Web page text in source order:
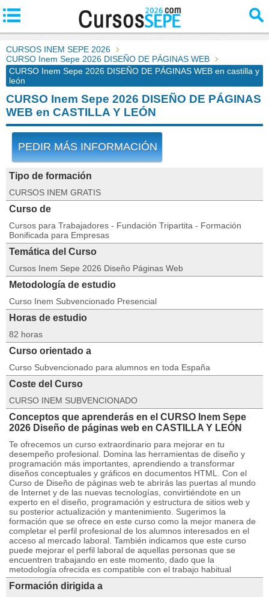
CURSOS INEM SEPE 2026
CURSO Inem Sepe 2026 DISEÑO DE PÁGINAS WEB
CURSO Inem Sepe 2026 DISEÑO DE PÁGINAS WEB en castilla y
león
CURSO Inem Sepe 2026 DISEÑO DE PÁGINAS
WEB en CASTILLA Y LEÓN
PEDIR MÁS INFORMACIÓN
Tipo de formación
CURSOS INEM GRATIS
Curso de
Cursos para Trabajadores - Fundación Tripartita - Formación
Bonificada para Empresas
Temática del Curso
Cursos Inem Sepe 2026 Diseño Páginas Web
Metodología de estudio
Curso Inem Subvencionado Presencial
Horas de estudio
82 horas
Curso orientado a
Curso Subvencionado para alumnos en toda España
Coste del Curso
CURSO INEM SUBVENCIONADO
Conceptos que aprenderás en el CURSO Inem Sepe
2026 Diseño de páginas web en CASTILLA Y LEÓN
Te ofrecemos un curso extraordinario para mejorar en tu
desempeño profesional. Domina las herramientas de diseño y
programación más importantes, aprendiendo a transformar
diseños conceptuales y gráficos en documentos HTML. Con el
Curso de Diseño de páginas web te abrirás las puertas al mundo
de Internet y de las nuevas tecnologías, convirtiéndote en un
experto en el diseño, programación y estructura de sitios web y
su posterior actualización y mantenimiento. Sugerimos la
formación que se ofrece en este curso como la mejor manera de
completar el perfil profesional de los alumnos interesados en el
acceso al mercado laboral. También indicamos que este curso
puede mejorar el perfil laboral de aquellas personas que se
encuentren trabajando en este momento, dado que la
metodología ofrecida es compatible con el trabajo habitual
Formación dirigida a